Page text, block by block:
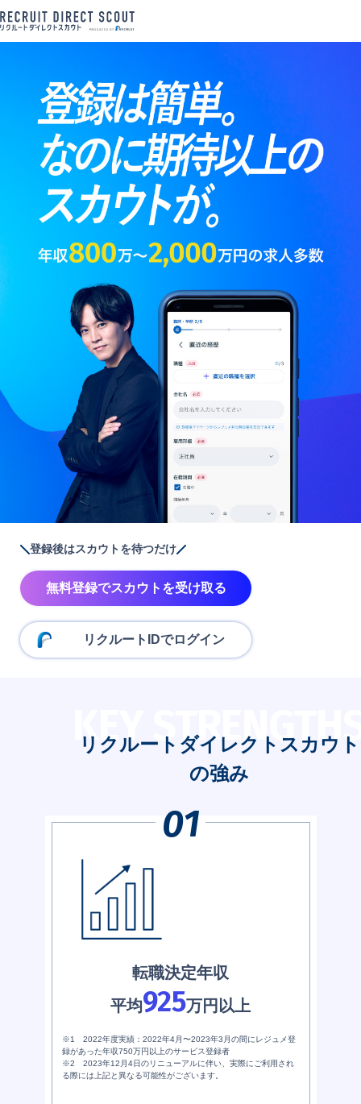
登録後はスカウトを待つだけ
無料登録でスカウトを受け取る
リクルートIDでログイン
KEY
リクルートダイレクトスカウト
の強み
転職決定年収
平均925万円以上
※1 2022年度実績：2022年4月〜2023年3月の間にレジュメ登
録があった年収750万円以上のサービス登録者
※2 2023年12月4日のリニューアルに伴い、実際にご利用され
る際には上記と異なる可能性がございます。